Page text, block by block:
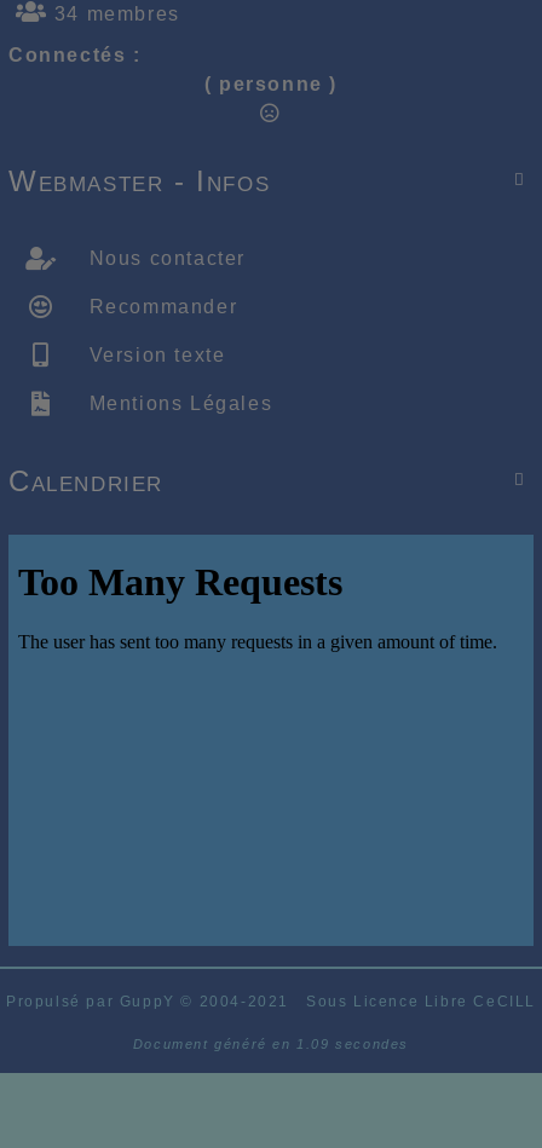
34 membres
Connectés :
( personne )

Webmaster - Infos
Nous contacter
Recommander
Version texte
Mentions Légales

Calendrier
Propulsé par GuppY© 2004-2021 Sous Licence Libre CeCILL
Document généré en 1.09 secondes